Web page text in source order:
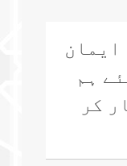
ایمان
ہم
کر